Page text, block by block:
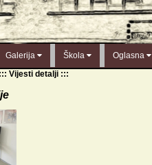
Galerija Škola Oglasna
::: Vijesti detalji :::